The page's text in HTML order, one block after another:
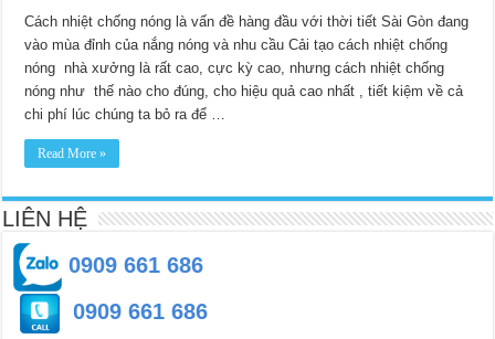
tạo
cách
nhiệt
nóng
xưởng
Cách nhiệt chống nóng là vấn đề hàng đầu với thời tiết Sài Gòn đang
vào mùa đỉnh của nắng nóng và nhu cầu Cải tạo cách nhiệt chống
nóng nhà xưởng là rất cao, cực kỳ cao, nhưng cách nhiệt chống
nóng như thế nào cho đúng, cho hiệu quả cao nhất , tiết kiệm về cả
chi phí lúc chúng ta bỏ ra để …
Read More »
LIÊN HỆ
0909 661 686
0909 661 686